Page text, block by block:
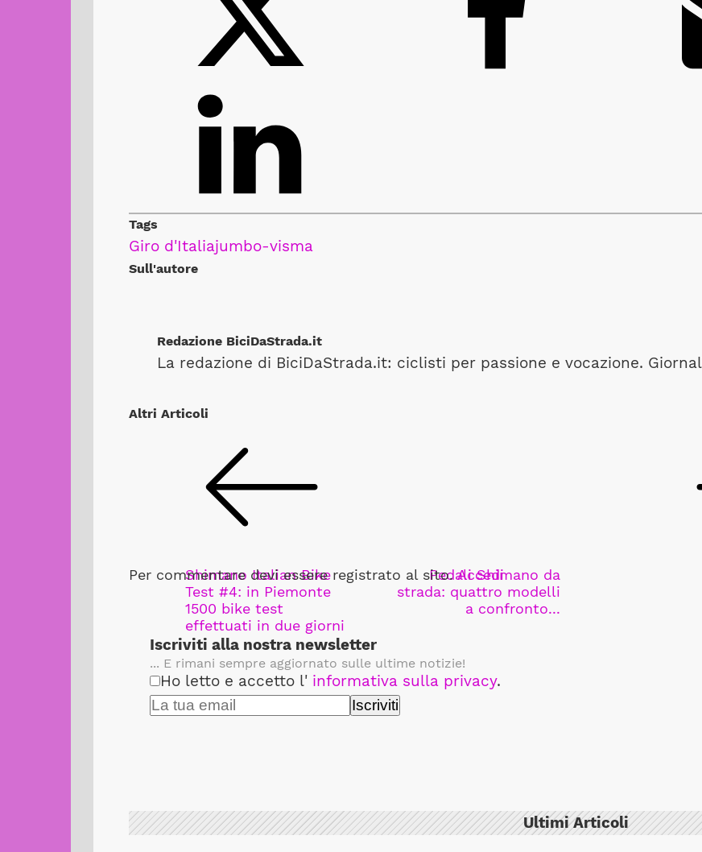
Tags
Giro d'Italiajumbo-visma
Sull'autore
Redazione BiciDaStrada.it
La redazione di BiciDaStrada.it: ciclisti per passione e vocazione.
Altri Articoli
Shimano Italian Bike
Test #4: in Piemonte
1500 bike test
effettuati in due giorni
Pedali Shimano da
strada: quattro modelli
a confronto...
Per commentare devi essere registrato al sito.Accedi
Iscriviti alla nostra newsletter
... E rimani sempre aggiornato sulle ultime notizie!
Ho letto e accetto l' informativa sulla privacy.
Ultimi Articoli